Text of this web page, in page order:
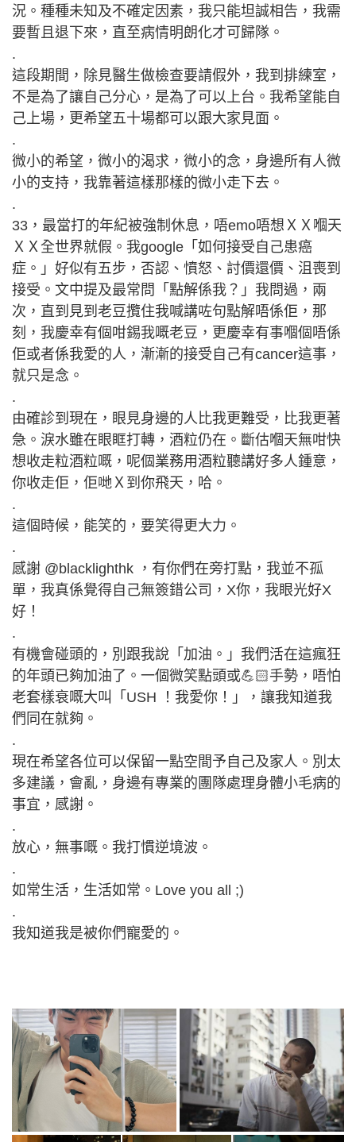
況。種種未知及不確定因素，我只能坦誠相告，我需
要暫且退下來，直至病情明朗化才可歸隊。
.
這段期間，除見醫生做檢查要請假外，我到排練室，
不是為了讓自己分心，是為了可以上台。我希望能自
己上場，更希望五十場都可以跟大家見面。
.
微小的希望，微小的渴求，微小的念，身邊所有人微
小的支持，我靠著這樣那樣的微小走下去。
.
33，最當打的年紀被強制休息，唔emo唔想ＸＸ嗰天
ＸＸ全世界就假。我google「如何接受自己患癌
症。」好似有五步，否認、憤怒、討價還價、沮喪到
接受。文中提及最常問「點解係我？」我問過，兩
次，直到見到老豆攬住我喊講咗句點解唔係佢，那
刻，我慶幸有個咁錫我嘅老豆，更慶幸有事嗰個唔係
佢或者係我愛的人，漸漸的接受自己有cancer這事，
就只是念。
.
由確診到現在，眼見身邊的人比我更難受，比我更著
急。淚水雖在眼眶打轉，酒粒仍在。斷估嗰天無咁快
想收走粒酒粒嘅，呢個業務用酒粒聽講好多人鍾意，
你收走佢，佢哋Ｘ到你飛天，哈。
.
這個時候，能笑的，要笑得更大力。
.
感謝 @blacklighthk ，有你們在旁打點，我並不孤
單，我真係覺得自己無簽錯公司，X你，我眼光好X
好！
.
有機會碰頭的，別跟我說「加油。」我們活在這瘋狂
的年頭已夠加油了。一個微笑點頭或💪🏻手勢，唔怕
老套樣衰嘅大叫「USH ！我愛你！」，讓我知道我
們同在就夠。
.
現在希望各位可以保留一點空間予自己及家人。別太
多建議，會亂，身邊有專業的團隊處理身體小毛病的
事宜，感謝。
.
放心，無事嘅。我打慣逆境波。
.
如常生活，生活如常。Love you all ;)
.
我知道我是被你們寵愛的。